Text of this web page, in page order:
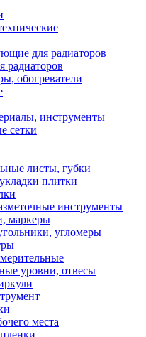
для радиаторов
радиаторов
обогреватели
инструменты
сетки
листы, губки
плитки
инструменты
маркеры
угломеры
уровни, отвесы
места